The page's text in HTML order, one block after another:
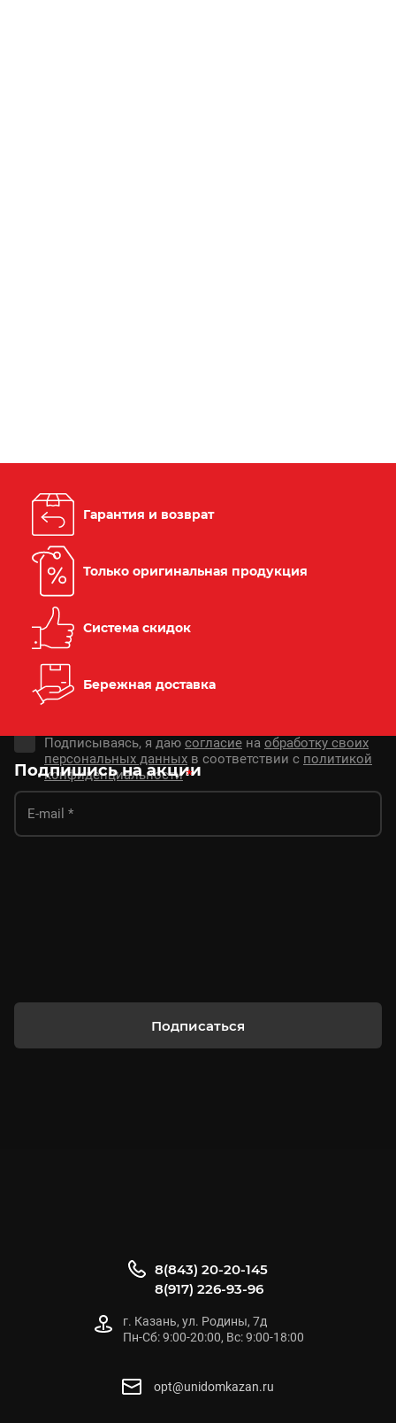
Гарантия и возврат
Только оригинальная продукция
Система скидок
Бережная доставка
Подпишись на акции
Подписываясь, я даю согласие на обработку своих
персональных данных в соответствии с политикой
конфиденциальности *
Подписаться
8(843) 20-20-145
8(917) 226-93-96
г. Казань, ул. Родины, 7д
Пн-Сб: 9:00-20:00, Вс: 9:00-18:00
opt@unidomkazan.ru